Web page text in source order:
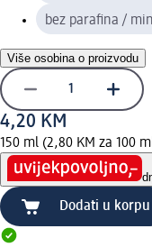
bez parafina /
Više osobina o proizvodu
4,20 KM
150 ml (2,80 KM za 100
Dodati u korpu